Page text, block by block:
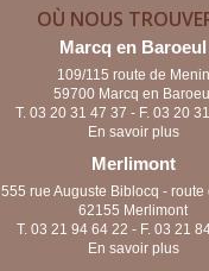
OÙ NOUS
Marcq en Baroeul
109/115 route de Menin
59700 Marcq en Baroeul
T. 03 20 31 47 37 - F. 03 20
En savoir plus
Merlimont
555 rue Auguste Biblocq - route
62155 Merlimont
T. 03 21 94 64 22 - F. 03 21
En savoir plus